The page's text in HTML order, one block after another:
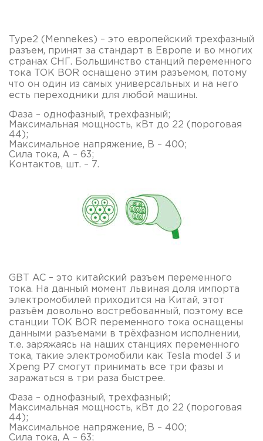
Type2 (Mennekes) – это европейский трехфазный
разъем, принят за стандарт в Европе и во многих
странах СНГ. Большинство станций переменного
тока TOK BOR оснащено этим разъемом, потому
что он один из самых универсальных и на него
есть переходники для любой машины.
Фаза – однофазный, трехфазный;
Максимальная мощность, кВт до 22 (пороговая
44);
Максимальное напряжение, В – 400;
Сила тока, А – 63;
Контактов, шт. – 7.
GBT AC – это китайский разъем переменного
тока. На данный момент львиная доля импорта
электромобилей приходится на Китай, этот
разъём довольно востребованный, поэтому все
станции TOK BOR переменного тока оснащены
данными разъемами в трёхфазном исполнении,
т.е. заряжаясь на наших станциях переменного
тока, такие электромобили как Tesla model 3 и
Xpeng P7 смогут принимать все три фазы и
заражаться в три раза быстрее.
Фаза – однофазный, трехфазный;
Максимальная мощность, кВт до 22 (пороговая
44);
Максимальное напряжение, В – 400;
Сила тока, А – 63;